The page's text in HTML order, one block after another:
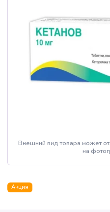
Внешний вид товара может
на
Акция